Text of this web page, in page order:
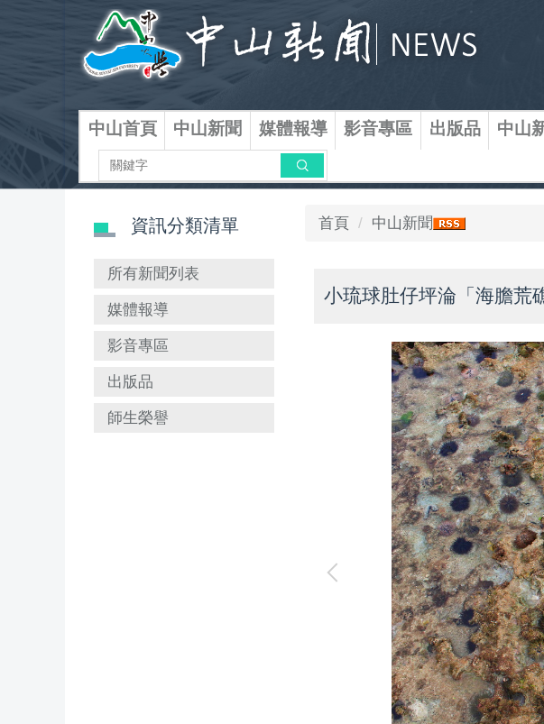
區
中山首頁 中山新聞 媒體報導 影音專區 出版品 中山
搜尋
資訊分類清單
所有新聞列表
媒體報導
影音專區
出版品
師生榮譽
首頁 中山新聞
小琉球肚仔坪淪「海膽